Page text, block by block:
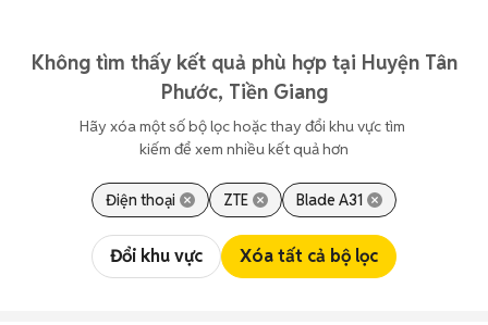
Không tìm thấy kết quả phù hợp tại Huyện Tân
Phước, Tiền Giang
Hãy xóa một số bộ lọc hoặc thay đổi khu vực tìm
kiếm để xem nhiều kết quả hơn
Điện thoại ZTE Blade A31
Đổi khu vực Xóa tất cả bộ lọc